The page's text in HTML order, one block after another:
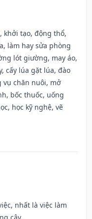
khởi tạo, động thổ,
làm hay sửa phòng
lót giường, may áo,
cấy lúa gặt lúa, đào
vụ chăn nuôi, mở
bốc thuốc, uống
học kỹ nghệ, vẽ
nhất là việc làm